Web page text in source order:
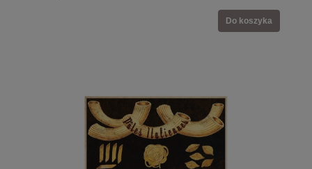
Do koszyka